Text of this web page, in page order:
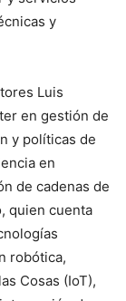
y
Luis
en gestión de
y políticas de
en
de cadenas de
quien cuenta
robótica,
Cosas (IoT),